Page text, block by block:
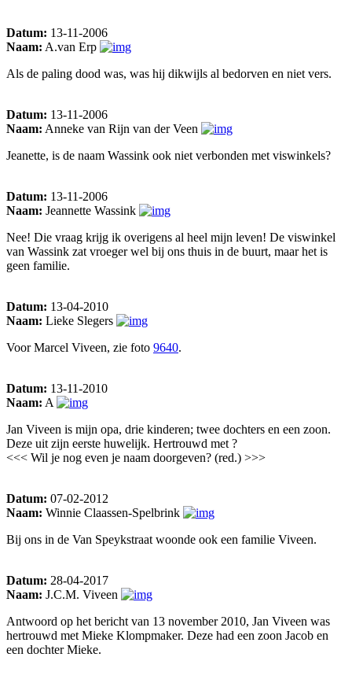
Datum: 13-11-2006
Naam: A.van Erp
Als de paling dood was, was hij dikwijls al bedorven en niet vers.
Datum: 13-11-2006
Naam: Anneke van Rijn van der Veen
Jeanette, is de naam Wassink ook niet verbonden met viswinkels?
Datum: 13-11-2006
Naam: Jeannette Wassink
Nee! Die vraag krijg ik overigens al heel mijn leven! De viswinkel
van Wassink zat vroeger wel bij ons thuis in de buurt, maar het is
geen familie.
Datum: 13-04-2010
Naam: Lieke Slegers
Voor Marcel Viveen, zie foto 9640.
Datum: 13-11-2010
Naam: A
Jan Viveen is mijn opa, drie kinderen; twee dochters en een zoon.
Deze uit zijn eerste huwelijk. Hertrouwd met ?
<<< Wil je nog even je naam doorgeven? (red.) >>>
Datum: 07-02-2012
Naam: Winnie Claassen-Spelbrink
Bij ons in de Van Speykstraat woonde ook een familie Viveen.
Datum: 28-04-2017
Naam: J.C.M. Viveen
Antwoord op het bericht van 13 november 2010, Jan Viveen was
hertrouwd met Mieke Klompmaker. Deze had een zoon Jacob en
een dochter Mieke.